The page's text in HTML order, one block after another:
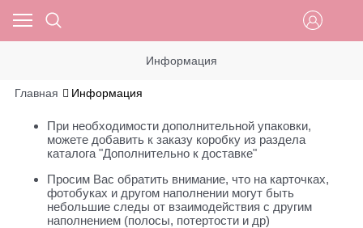
Информация
Главная Информация
При необходимости дополнительной упаковки,
можете добавить к заказу коробку из раздела
каталога "Дополнительно к доставке"
Просим Вас обратить внимание, что на карточках,
фотобуках и другом наполнении могут быть
небольшие следы от взаимодействия с другим
наполнением (полосы, потертости и др)